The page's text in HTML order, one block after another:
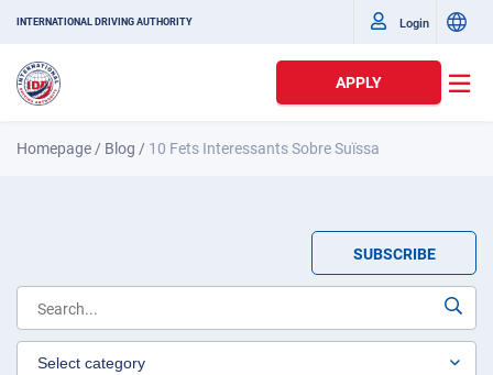
INTERNATIONAL DRIVING AUTHORITY Login
APPLY
Homepage / Blog / 10 Fets Interessants Sobre Suïssa
SUBSCRIBE